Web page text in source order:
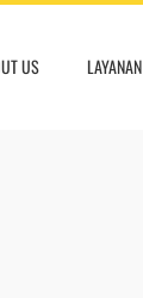
US LAYANAN